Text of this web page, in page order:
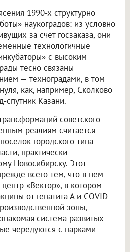
1990-х структурно
наукоградов: из условно
за счет госзаказа, они
технологичные
с высоким
тесно связаны
— техноградами, в том
как, например, Сколково
спутник Казани.
советского
реалиям считается
городского типа
практически
Новосибирску. Этот
всего тем, что в нем
«Вектор», в котором
от гепатита А и COVID-
зоны,
система развитых
чередуются с парками